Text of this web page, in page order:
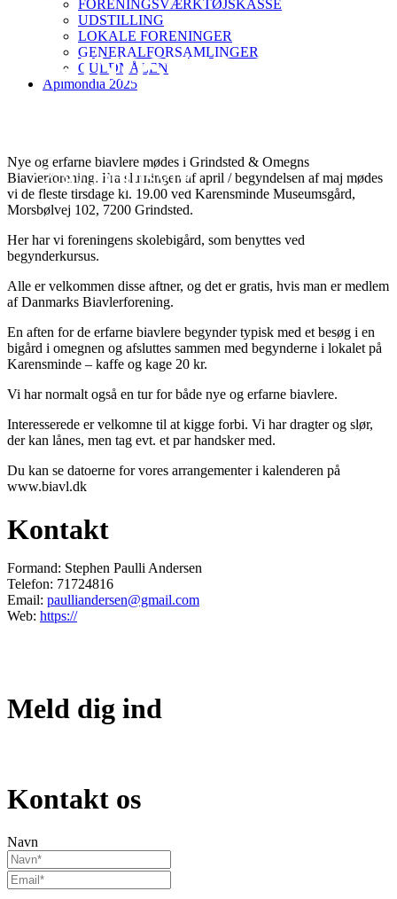
FORENINGSVÆRKTØJSKASSE
UDSTILLING
LOKALE FORENINGER
GENERALFORSAMLINGER
GULDNÅLEN
Apimondia 2025
GRINDSTED OG
7250 Hejnsvig
Nye og erfarne biavlere mødes i Grindsted & Omegns
Biavlerforening. Fra slutningen af april / begyndelsen af maj mødes
vi de fleste tirsdage kl. 19.00 ved Karensminde Museumsgård,
Morsbølvej 102, 7200 Grindsted.
Her har vi foreningens skolebigård, som benyttes ved
begynderkursus.
Alle er velkommen disse aftner, og det er gratis, hvis man er medlem
af Danmarks Biavlerforening.
En aften for de erfarne biavlere begynder typisk med et besøg i en
bigård i omegnen og afsluttes sammen med begynderne i lokalet på
Karensminde – kaffe og kage 20 kr.
Vi har normalt også en tur for både nye og erfarne biavlere.
Interesserede er velkomne til at kigge forbi. Vi har dragter og slør,
der kan lånes, men tag evt. et par handsker med.
Du kan se datoerne for vores arrangementer i kalenderen på
www.biavl.dk
Kontakt
Formand: Stephen Paulli Andersen
Telefon: 71724816
Email: paulliandersen@gmail.com
Web: https://
Meld dig ind
Kontakt os
Navn